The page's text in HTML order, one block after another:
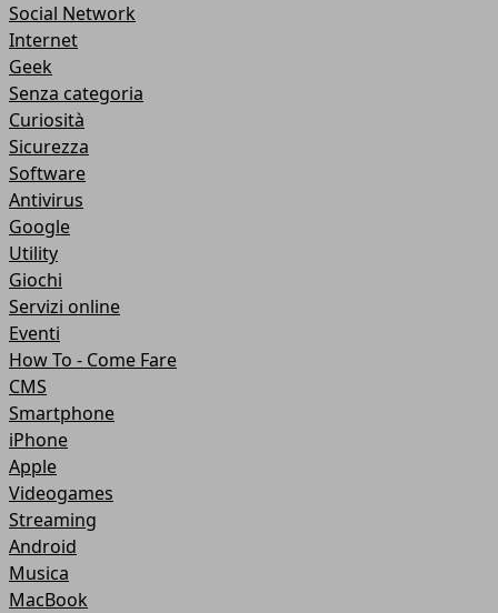
Social Network
Internet
Geek
Senza categoria
Curiosità
Sicurezza
Software
Antivirus
Google
Utility
Giochi
Servizi online
Eventi
How To - Come Fare
CMS
Smartphone
iPhone
Apple
Videogames
Streaming
Android
Musica
MacBook